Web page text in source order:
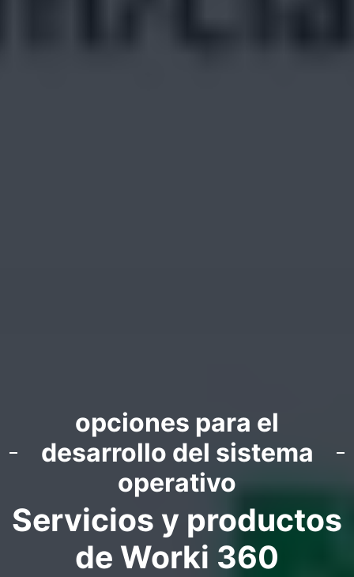
opciones para el
desarrollo del sistema
operativo
Servicios y productos
de Worki 360